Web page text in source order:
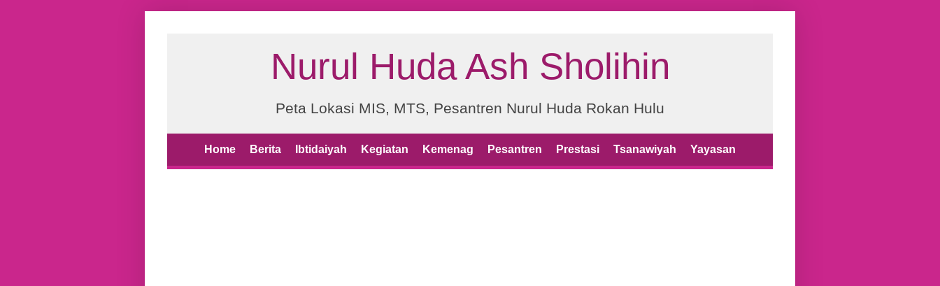
Nurul Huda Ash Sholihin
Peta Lokasi MIS, MTS, Pesantren Nurul Huda Rokan Hulu
Home Berita Ibtidaiyah Kegiatan Kemenag Pesantren Prestasi Tsanawiyah Yayasan